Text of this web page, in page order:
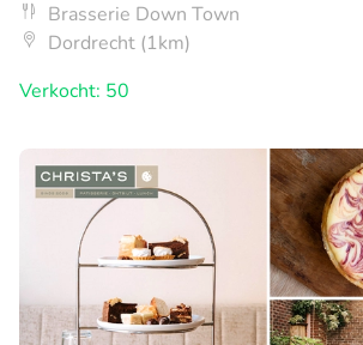
Brasserie Down Town
Dordrecht (1km)
Verkocht: 50